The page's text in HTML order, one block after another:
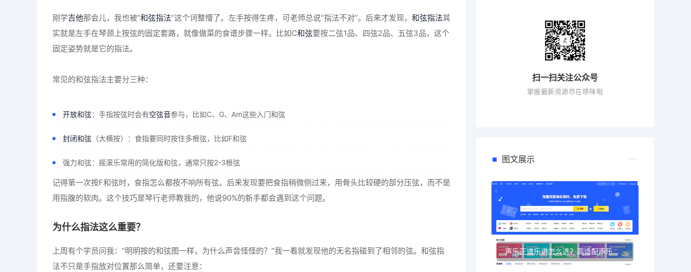
刚学吉他那会儿，我也被”和弦指法“这个词整懵了。左手按得生疼，可老师总说”指法不对”。后来才发现， 和弦指法其
实就是左手在琴颈上按弦的固定套路，就像做菜的食谱步骤一样。比如C和弦要按二弦1品、四弦2品、五弦3品，这个
固定姿势就是它的指法。
常见的和弦指法主要分三种：
开放和弦：手指按弦时会有空弦音参与，比如C、G、Am这些入门和弦
封闭和弦 （大横按）：食指要同时按住多根弦，比如F和弦
强力和弦：摇滚乐常用的简化版和弦，通常只按2-3根弦
记得第一次按F和弦时，食指怎么都按不响所有弦。后来发现要把食指稍微侧过来，用骨头比较硬的部分压弦，而不是
用指腹的软肉。这个技巧是琴行老师教我的，他说90%的新手都会遇到这个问题。
为什么指法这么重要？
上周有个学员问我：”明明按的和弦图一样，为什么声音怪怪的？”我一看就发现他的无名指碰到了相邻的弦。和弦指
法不只是手指放对位置那么简单，还要注意：
扫一扫关注公众号
掌握最新资源尽在哆咪啦
图文展示
声乐正谱乐谱怎么选？高适配声乐正谱钢琴伴奏资源推荐